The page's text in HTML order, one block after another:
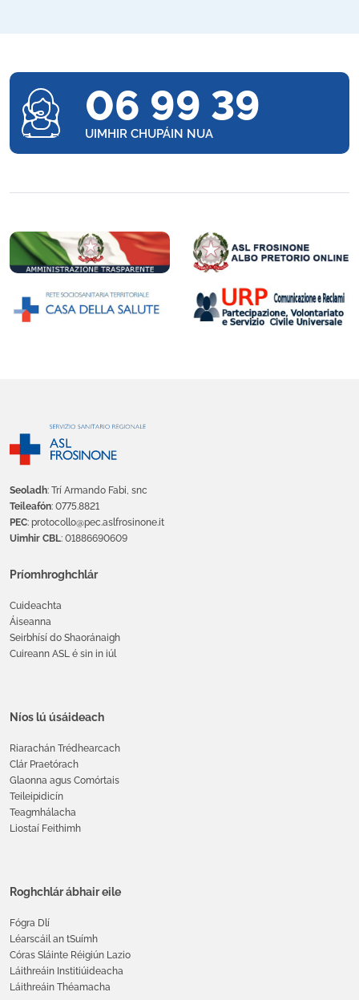
06 99 39
UIMHIR CHUPÁIN NUA
Seoladh: Trí Armando Fabi, snc
Teileafón: 0775.8821
PEC: protocollo@pec.aslfrosinone.it
Uimhir CBL: 01886690609
Príomhroghchlár
Cuideachta
Áiseanna
Seirbhísí do Shaoránaigh
Cuireann ASL é sin in iúl
Níos lú úsáideach
Riarachán Trédhearcach
Clár Praetórach
Glaonna agus Comórtais
Teileipidicín
Teagmhálacha
Liostaí Feithimh
Roghchlár ábhair eile
Fógra Dlí
Léarscáil an tSuímh
Córas Sláinte Réigiún Lazio
Láithreáin Institiúideacha
Láithreáin Théamacha